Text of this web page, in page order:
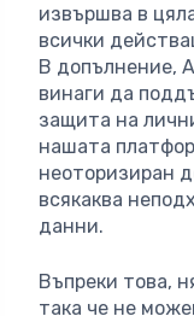
извършва в
всички
В допълнение,
винаги да
защита на
нашата
неоторизиран
всякаква
данни.
Въпреки това,
така че не